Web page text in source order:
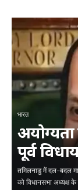
भारत
पूर्व
के समक्ष
तमिलनाडु में दल-बदल
को विधानसभा अध्यक्ष